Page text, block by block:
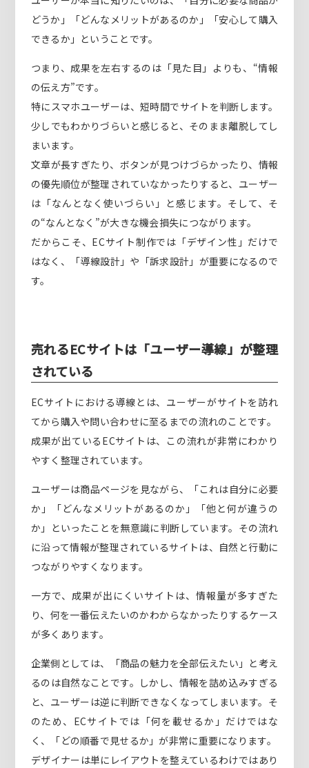
どうか」「どんなメリットがあるのか」「安心して購入
できるか」ということです。
つまり、成果を左右するのは「見た目」よりも、“情報
の伝え方”です。
特にスマホユーザーは、短時間でサイトを判断します。
少しでもわかりづらいと感じると、そのまま離脱してし
まいます。
文章が長すぎたり、ボタンが見つけづらかったり、情報
の優先順位が整理されていなかったりすると、ユーザー
は「なんとなく使いづらい」と感じます。そして、そ
の“なんとなく”が大きな機会損失につながります。
だからこそ、ECサイト制作では「デザイン性」だけで
はなく、「導線設計」や「訴求設計」が重要になるので
す。
売れるECサイトは「ユーザー導線」が整理
されている
ECサイトにおける導線とは、ユーザーがサイトを訪れ
てから購入や問い合わせに至るまでの流れのことです。
成果が出ているECサイトは、この流れが非常にわかり
やすく整理されています。
ユーザーは商品ページを見ながら、「これは自分に必要
か」「どんなメリットがあるのか」「他と何が違うの
か」といったことを無意識に判断しています。その流れ
に沿って情報が整理されているサイトは、自然と行動に
つながりやすくなります。
一方で、成果が出にくいサイトは、情報量が多すぎた
り、何を一番伝えたいのかわからなかったりするケース
が多くあります。
企業側としては、「商品の魅力を全部伝えたい」と考え
るのは自然なことです。しかし、情報を詰め込みすぎる
と、ユーザーは逆に判断できなくなってしまいます。そ
のため、ECサイトでは「何を載せるか」だけではな
く、「どの順番で見せるか」が非常に重要になります。
デザイナーは単にレイアウトを整えているわけではあり